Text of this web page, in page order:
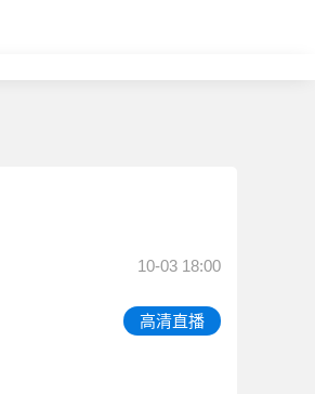
10-03 18:00
高清直播